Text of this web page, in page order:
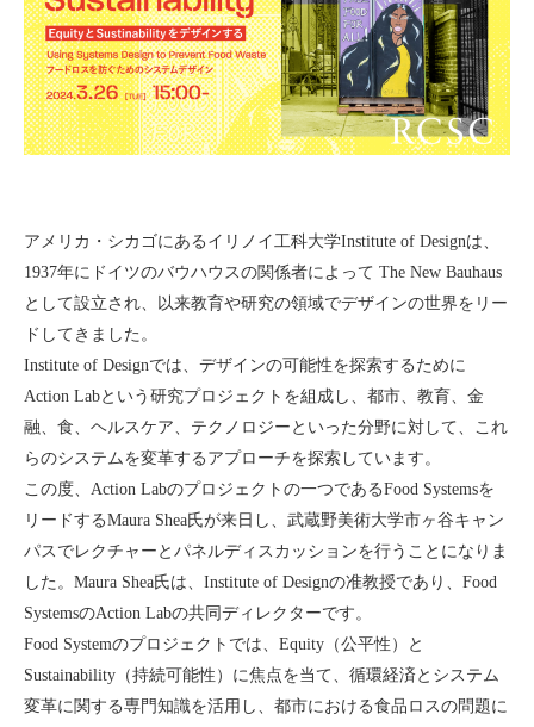
アメリカ・シカゴにあるイリノイ工科大学Institute of Designは、
1937年にドイツのバウハウスの関係者によって The New Bauhaus​​
として設立され、以来教育や研究の領域でデザインの世界をリー
ドしてきました。
Institute of Designでは、デザインの可能性を探索するために
Action Labという研究プロジェクトを組成し、都市、教育、金
融、食、ヘルスケア、テクノロジーといった分野に対して、これ
らのシステムを変革するアプローチを探索しています。
この度、Action Labのプロジェクトの一つであるFood Systemsを
リードするMaura Shea氏が来日し、武蔵野美術大学市ヶ谷キャン
パスでレクチャーとパネルディスカッションを行うことになりま
した。Maura Shea氏は、Institute of Designの准教授であり、Food
SystemsのAction Labの共同ディレクターです。
Food Systemのプロジェクトでは、Equity（公平性）と
Sustainability（持続可能性）に焦点を当て、循環経済とシステム
変革に関する専門知識を活用し、都市における食品ロスの問題に